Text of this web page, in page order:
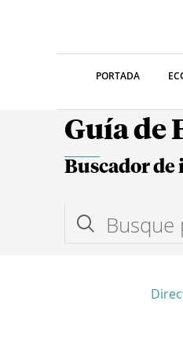
PORTADA
Guía de
Buscador de